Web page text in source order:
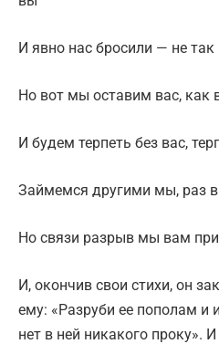
И явно нас бросили — не
Но вот мы оставим вас, как
И будем терпеть без вас,
Займемся другими мы, раз
Но связи разрыв мы вам
И, окончив свои стихи, он
ему: «Разруби ее пополам и
нет в ней никакого проку».